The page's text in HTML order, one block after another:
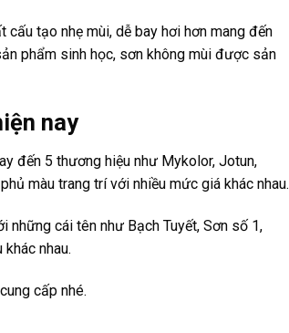
tạo nhẹ mùi, dễ bay hơi hơn mang đến
phẩm sinh học, sơn không mùi được sản
nay
đến 5 thương hiệu như Mykolor, Jotun,
màu trang trí với nhiều mức giá khác nhau.
cái tên như Bạch Tuyết, Sơn số 1,
nhau.
cấp nhé.